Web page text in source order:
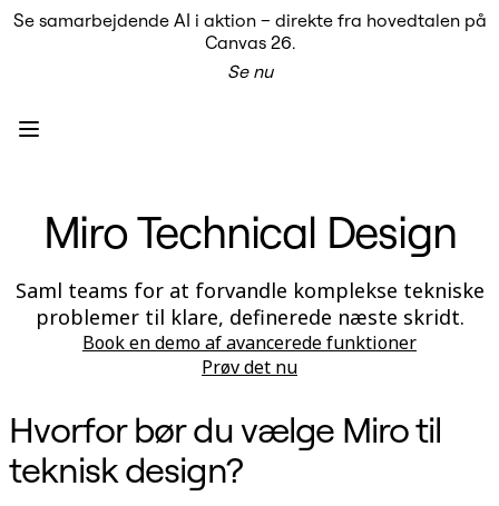
Intelligent Canvas™
Forbindelser
MCP Server
Udforsk AI-håndbøger
Blueprints
Integrationer
Sikkerhed
Enterprise Guard
Udviklerplatform
Formater
Whiteboard
Diagrammer
Kanban
Tidslinjer
Se samarbejdende AI i aktion – direkte fra hovedtalen på
Canvas 26.
Se nu
Miro Technical Design
Saml teams for at forvandle komplekse tekniske
problemer til klare, definerede næste skridt.
Book en demo af avancerede funktioner
Prøv det nu
Hvorfor bør du vælge Miro til
teknisk design?